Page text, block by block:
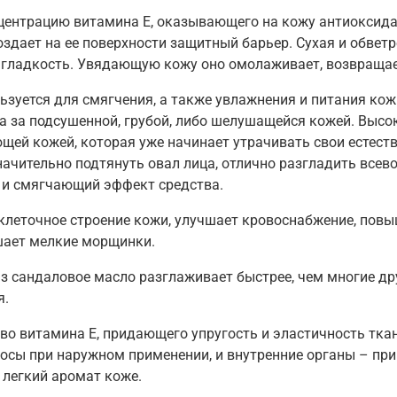
витамина Е, оказывающего на кожу
на ее поверхности защитный барьер. Сухая и
Увядающую кожу оно омолаживает,
для смягчения, а также увлажнения и питания
за подсушенной, грубой, либо шелушащейся кожей.
кожей, которая уже начинает утрачивать свои
подтянуть овал лица, отлично разгладить
смягчающий эффект средства.
строение кожи, улучшает кровоснабжение,
мелкие морщинки.
масло разглаживает быстрее, чем многие
витамина Е, придающего упругость и эластичность
при наружном применении, и внутренние органы –
аромат коже.